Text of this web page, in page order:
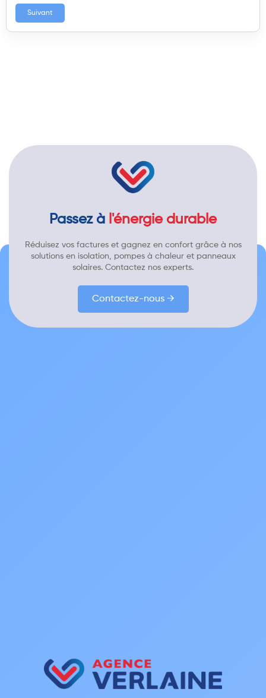
Suivant
Passez à l'énergie durable
Réduisez vos factures et gagnez en confort grâce à nos
solutions en isolation, pompes à chaleur et panneaux
solaires. Contactez nos experts.
Contactez-nous →